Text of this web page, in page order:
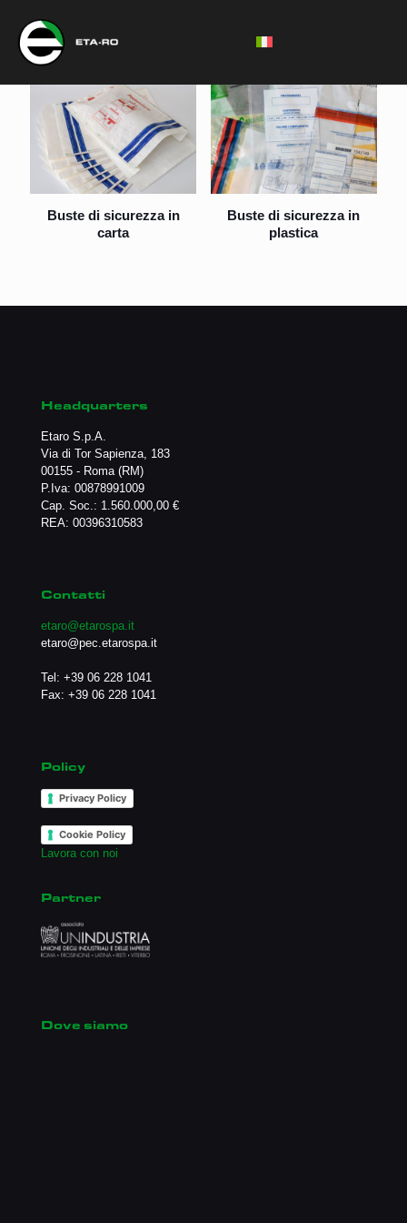
Buste di sicurezza in
carta
Buste di sicurezza in
plastica
Headquarters
Etaro S.p.A.
Via di Tor Sapienza, 183
00155 - Roma (RM)
P.Iva: 00878991009
Cap. Soc.: 1.560.000,00 €
REA: 00396310583
Contatti
etaro@etarospa.it
etaro@pec.etarospa.it
Tel: +39 06 228 1041
Fax: +39 06 228 1041
Policy
Privacy Policy
Cookie Policy
Lavora con noi
Partner
Dove siamo